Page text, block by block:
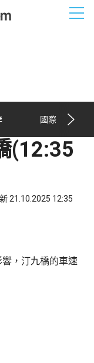
國際
(12:35
21.10.2025 12:35
響，汀九橋的車速